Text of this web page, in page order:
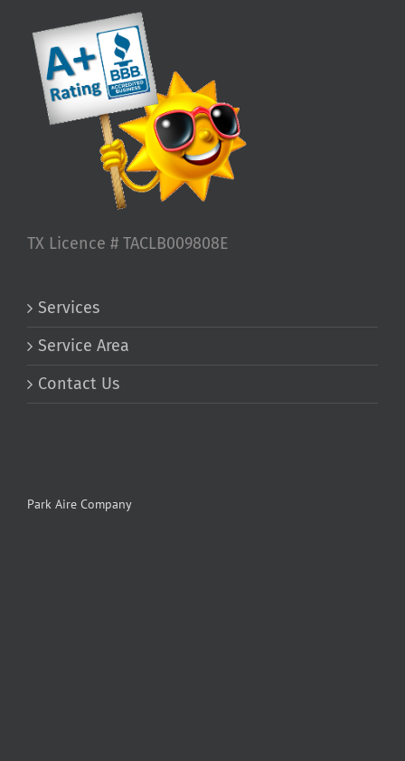
TX Licence # TACLB009808E
Services
Service Area
Contact Us
Park Aire Company